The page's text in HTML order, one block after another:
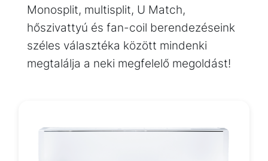
Monosplit, multisplit, U Match,
hőszivattyú és fan-coil berendezéseink
széles választéka között mindenki
megtalálja a neki megfelelő megoldást!